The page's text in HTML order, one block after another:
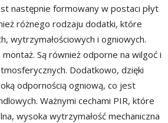
następnie formowany w postaci płyt
różnego rodzaju dodatki, które
wytrzymałościowych i ogniowych.
Są również odporne na wilgoć i
Dodatkowo, dzięki
odpornością ogniową, co jest
Ważnymi cechami PIR, które
wysoka wytrzymałość mechaniczna